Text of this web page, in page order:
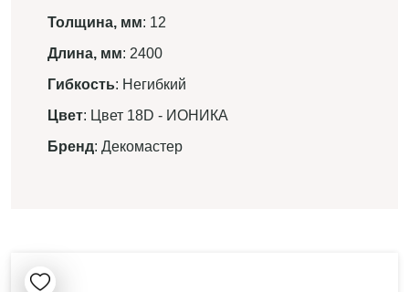
Толщина, мм: 12
Длина, мм: 2400
Гибкость: Негибкий
Цвет: Цвет 18D - ИОНИКА
Бренд: Декомастер